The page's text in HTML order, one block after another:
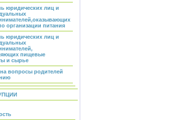
юридических лиц и
организации питания
юридических лиц и
пищевые
и сырье
вопросы родителей